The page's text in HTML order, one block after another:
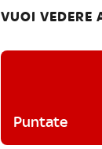
VUOI VEDERE
Puntate